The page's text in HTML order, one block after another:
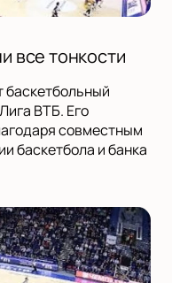
все тонкости
баскетбольный
ВТБ. Его
совместным
баскетбола и банка